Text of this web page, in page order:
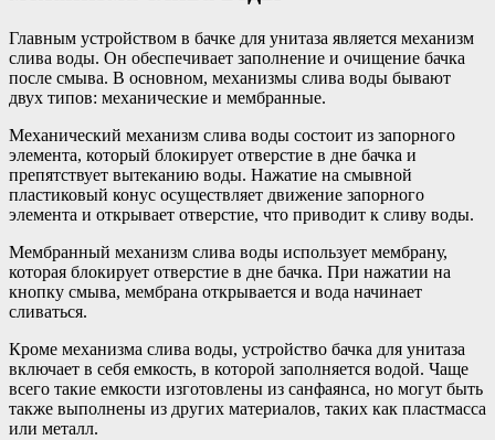
Главным устройством в бачке для унитаза является механизм
слива воды. Он обеспечивает заполнение и очищение бачка
после смыва. В основном, механизмы слива воды бывают
двух типов: механические и мембранные.
Механический механизм слива воды состоит из запорного
элемента, который блокирует отверстие в дне бачка и
препятствует вытеканию воды. Нажатие на смывной
пластиковый конус осуществляет движение запорного
элемента и открывает отверстие, что приводит к сливу воды.
Мембранный механизм слива воды использует мембрану,
которая блокирует отверстие в дне бачка. При нажатии на
кнопку смыва, мембрана открывается и вода начинает
сливаться.
Кроме механизма слива воды, устройство бачка для унитаза
включает в себя емкость, в которой заполняется водой. Чаще
всего такие емкости изготовлены из санфаянса, но могут быть
также выполнены из других материалов, таких как пластмасса
или металл.